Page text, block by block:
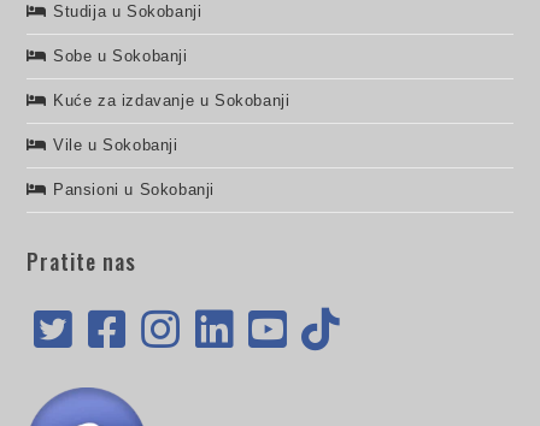
Studija u Sokobanji
Sobe u Sokobanji
Kuće za izdavanje u Sokobanji
Vile u Sokobanji
Pansioni u Sokobanji
Pratite nas